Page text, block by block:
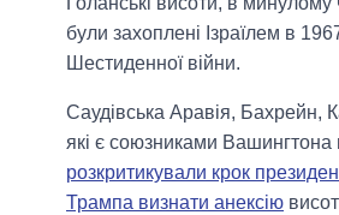
були захоплені Ізраїлем в
Шестиденної війни.
Саудівська Аравія, Бахрейн,
які є союзниками Вашингтона
розкритикували крок
Трампа визнати анексію